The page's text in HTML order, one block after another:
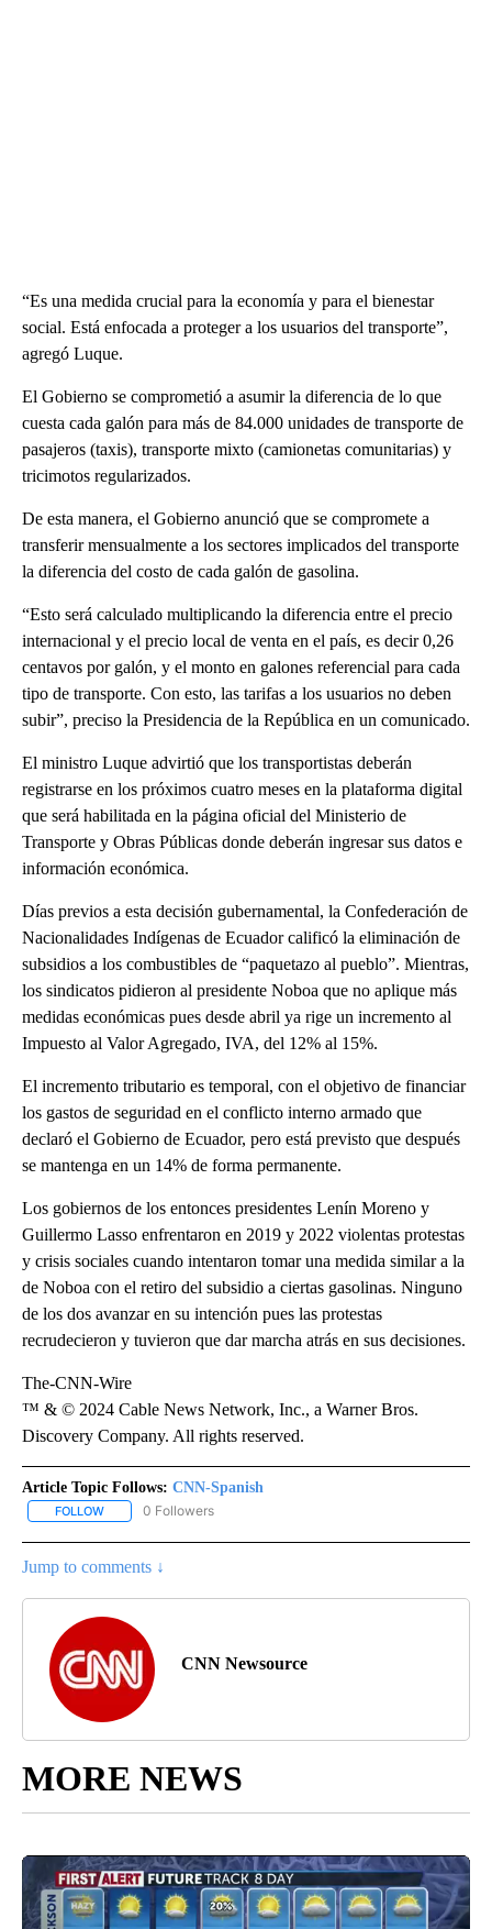
“Es una medida crucial para la economía y para el bienestar
social. Está enfocada a proteger a los usuarios del transporte”,
agregó Luque.
El Gobierno se comprometió a asumir la diferencia de lo que
cuesta cada galón para más de 84.000 unidades de transporte de
pasajeros (taxis), transporte mixto (camionetas comunitarias) y
tricimotos regularizados.
De esta manera, el Gobierno anunció que se compromete a
transferir mensualmente a los sectores implicados del transporte
la diferencia del costo de cada galón de gasolina.
“Esto será calculado multiplicando la diferencia entre el precio
internacional y el precio local de venta en el país, es decir 0,26
centavos por galón, y el monto en galones referencial para cada
tipo de transporte. Con esto, las tarifas a los usuarios no deben
subir”, preciso la Presidencia de la República en un comunicado.
El ministro Luque advirtió que los transportistas deberán
registrarse en los próximos cuatro meses en la plataforma digital
que será habilitada en la página oficial del Ministerio de
Transporte y Obras Públicas donde deberán ingresar sus datos e
información económica.
Días previos a esta decisión gubernamental, la Confederación de
Nacionalidades Indígenas de Ecuador calificó la eliminación de
subsidios a los combustibles de “paquetazo al pueblo”. Mientras,
los sindicatos pidieron al presidente Noboa que no aplique más
medidas económicas pues desde abril ya rige un incremento al
Impuesto al Valor Agregado, IVA, del 12% al 15%.
El incremento tributario es temporal, con el objetivo de financiar
los gastos de seguridad en el conflicto interno armado que
declaró el Gobierno de Ecuador, pero está previsto que después
se mantenga en un 14% de forma permanente.
Los gobiernos de los entonces presidentes Lenín Moreno y
Guillermo Lasso enfrentaron en 2019 y 2022 violentas protestas
y crisis sociales cuando intentaron tomar una medida similar a la
de Noboa con el retiro del subsidio a ciertas gasolinas. Ninguno
de los dos avanzar en su intención pues las protestas
recrudecieron y tuvieron que dar marcha atrás en sus decisiones.
The-CNN-Wire
™ & © 2024 Cable News Network, Inc., a Warner Bros.
Discovery Company. All rights reserved.
Article Topic Follows: CNN-Spanish
FOLLOW FOLLOW "CNN-SPANISH" TO RECEIVE NOTIFICATIONS ABOUT
0 Followers
Jump to comments ↓
CNN Newsource
MORE NEWS